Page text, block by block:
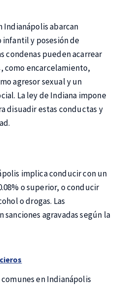
Indianápolis abarcan
infantil y posesión de
condenas pueden acarrear
como encarcelamiento,
agresor sexual y un
La ley de Indiana impone
disuadir estas conductas y
implica conducir con un
o superior, o conducir
o drogas. Las
agravadas según la
en Indianápolis